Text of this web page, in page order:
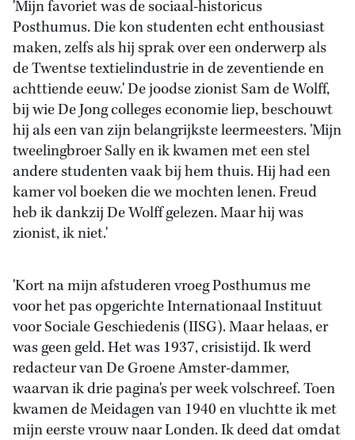
'Mijn favoriet was de sociaal-historicus
Posthumus. Die kon studenten echt enthousiast
maken, zelfs als hij sprak over een onderwerp als
de Twentse textielindustrie in de zeventiende en
achttiende eeuw.' De joodse zionist Sam de Wolff,
bij wie De Jong colleges economie liep, beschouwt
hij als een van zijn belangrijkste leermeesters. 'Mijn
tweelingbroer Sally en ik kwamen met een stel
andere studenten vaak bij hem thuis. Hij had een
kamer vol boeken die we mochten lenen. Freud
heb ik dankzij De Wolff gelezen. Maar hij was
zionist, ik niet.'
'Kort na mijn afstuderen vroeg Posthumus me
voor het pas opgerichte Internationaal Instituut
voor Sociale Geschiedenis (IISG). Maar helaas, er
was geen geld. Het was 1937, crisistijd. Ik werd
redacteur van De Groene Amster-dammer,
waarvan ik drie pagina's per week volschreef. Toen
kwamen de Meidagen van 1940 en vluchtte ik met
mijn eerste vrouw naar Londen. Ik deed dat omdat